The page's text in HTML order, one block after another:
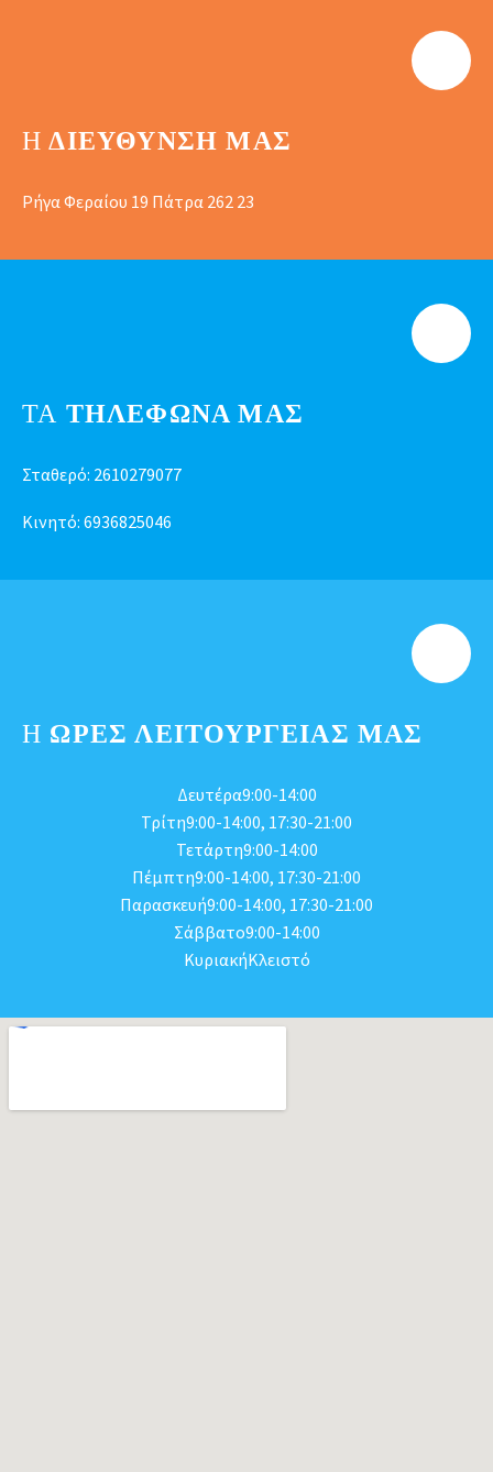
Η ΔΙΕΎΘΥΝΣΗ ΜΑΣ
Ρήγα Φεραίου 19 Πάτρα 262 23
ΤΑ ΤΗΛΕΦΩΝΑ ΜΑΣ
Σταθερό: 2610279077
Κινητό: 6936825046
Η ΩΡΕΣ ΛΕΙΤΟΥΡΓΕΊΑΣ ΜΑΣ
Δευτέρα9:00-14:00
Τρίτη9:00-14:00, 17:30-21:00
Τετάρτη9:00-14:00
Πέμπτη9:00-14:00, 17:30-21:00
Παρασκευή9:00-14:00, 17:30-21:00
Σάββατο9:00-14:00
ΚυριακήΚλειστό